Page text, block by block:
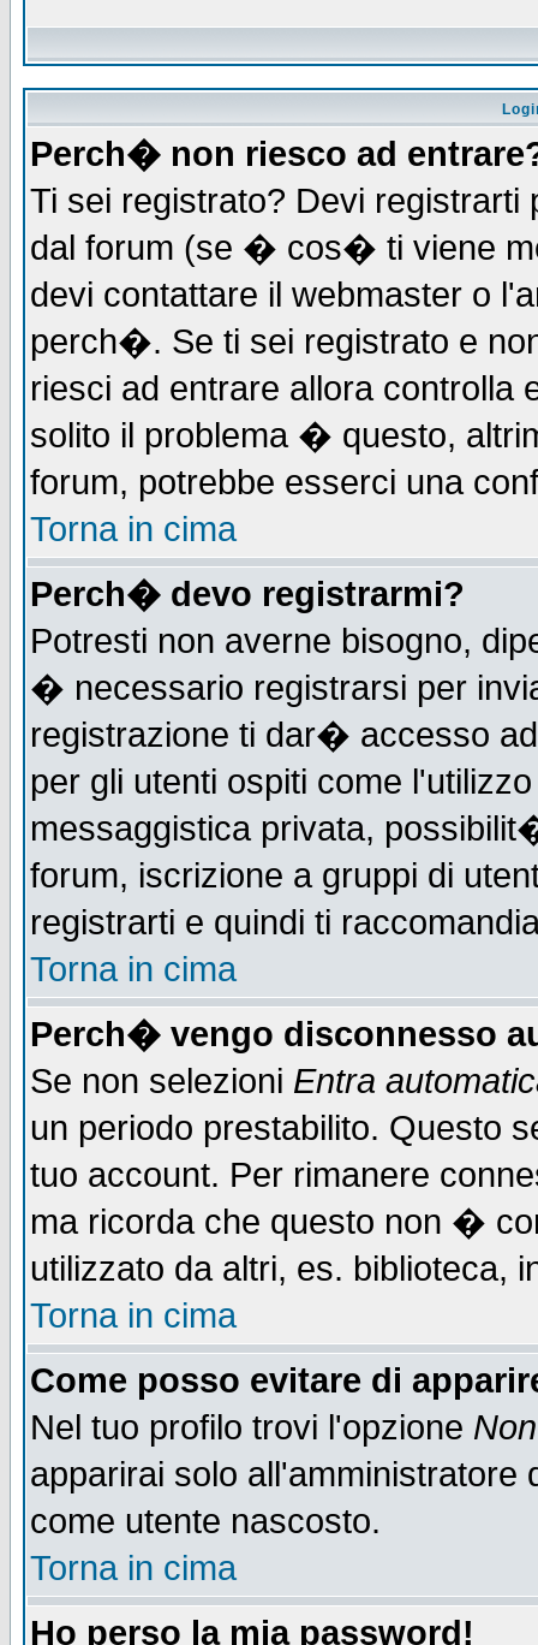
Perch� non riesco ad
Ti sei registrato? Devi registrarti
dal forum (se � cos� ti viene
devi contattare il webmaster o
perch�. Se ti sei registrato e
riesci ad entrare allora controlla
solito il problema � questo,
forum, potrebbe esserci una
Torna in cima
Perch� devo registrarmi?
Potresti non averne bisogno,
� necessario registrarsi per
registrazione ti dar� accesso
per gli utenti ospiti come
messaggistica privata,
forum, iscrizione a gruppi di
registrarti e quindi ti
Torna in cima
Perch� vengo disconnesso
Se non selezioni Entra
un periodo prestabilito. Questo
tuo account. Per rimanere
ma ricorda che questo non �
utilizzato da altri, es.
Torna in cima
Come posso evitare di
Nel tuo profilo trovi l'opzione
apparirai solo all'amministratore
come utente nascosto.
Torna in cima
Ho perso la mia password!